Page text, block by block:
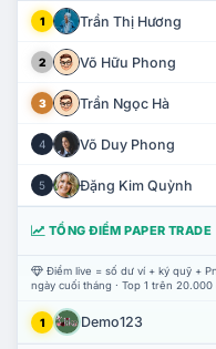
1 Trần Thị Hương
2 Võ Hữu Phong
3 Trần Ngọc Hà
4 Võ Duy Phong
5 Đặng Kim Quỳnh
TỔNG ĐIỂM PAPER TRADE
Điểm live = số dư ví + ký quỹ +
ngày cuối tháng · Top 1 trên 20.000
1 Demo123